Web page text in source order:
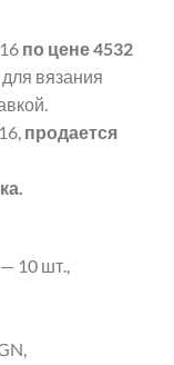
по цене 4532
для вязания
продается
10 шт.,